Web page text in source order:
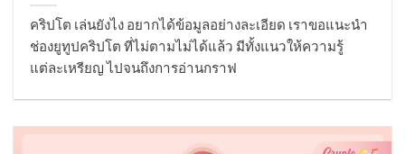
คริปโต เล่นยังไง อยากได้ข้อมูลอย่างละเอียด เราขอแนะนำ
ช่องยูทูปคริปโต ที่ไม่ตามไม่ได้แล้ว มีทั้งแนวให้ความรู้
แต่ละเหรียญ ไปจนถึงการอ่านกราฟ